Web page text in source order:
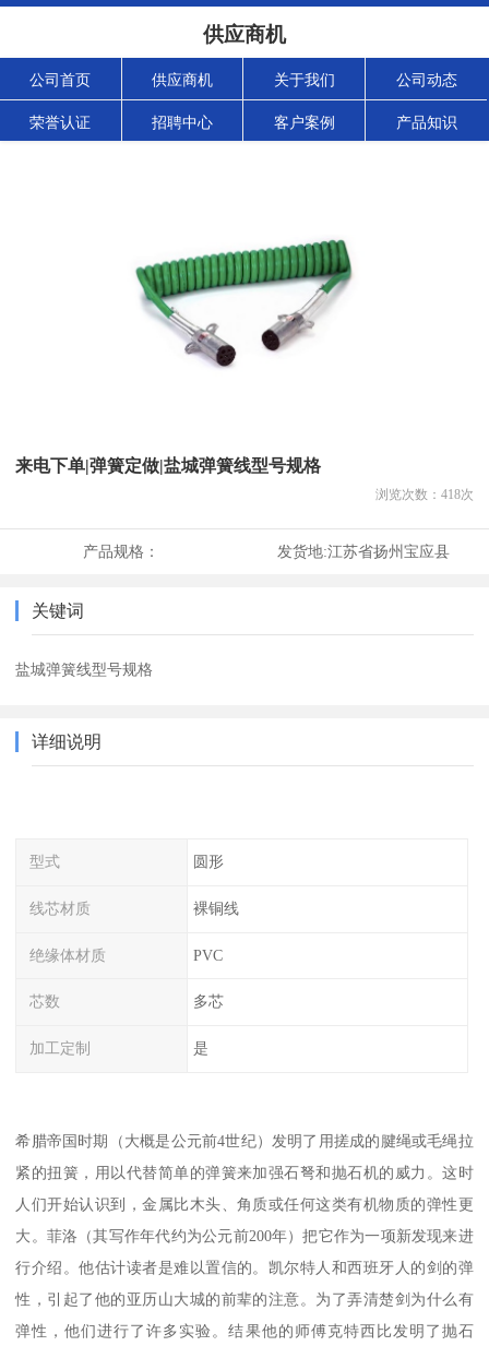
供应商机
公司首页 供应商机 关于我们 公司动态
荣誉认证 招聘中心 客户案例 产品知识
来电下单|弹簧定做|盐城弹簧线型号规格
浏览次数： 418次
产品规格： 发货地:江苏省扬州宝应县
关键词
盐城弹簧线型号规格
详细说明
型式 圆形
线芯材质 裸铜线
绝缘体材质 PVC
芯数 多芯
加工定制 是
希腊帝国时期（大概是公元前4世纪）发明了用搓成的腱绳或毛绳拉
紧的扭簧，用以代替简单的弹簧来加强石弩和抛石机的威力。这时
人们开始认识到，金属比木头、角质或任何这类有机物质的弹性更
大。菲洛（其写作年代约为公元前200年）把它作为一项新发现来进
行介绍。他估计读者是难以置信的。凯尔特人和西班牙人的剑的弹
性，引起了他的亚历山大城的前辈的注意。为了弄清楚剑为什么有
弹性，他们进行了许多实验。结果他的师傅克特西比发明了抛石